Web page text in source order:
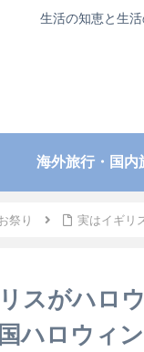
生活の知恵と生
海外旅行・国内
祭り 実はイギリ
スがハロ
ハロウィン